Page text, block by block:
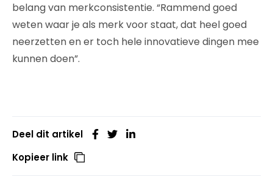
belang van merkconsistentie. “Rammend goed
weten waar je als merk voor staat, dat heel goed
neerzetten en er toch hele innovatieve dingen mee
kunnen doen”.
Deel dit artikel
Kopieer link